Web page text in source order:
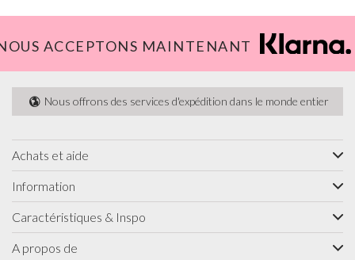
ACCEPTONS MAINTENANT
Nous offrons des services d'expédition dans le monde entier
Achats et aide
Information
Caractéristiques & Inspo
A propos de